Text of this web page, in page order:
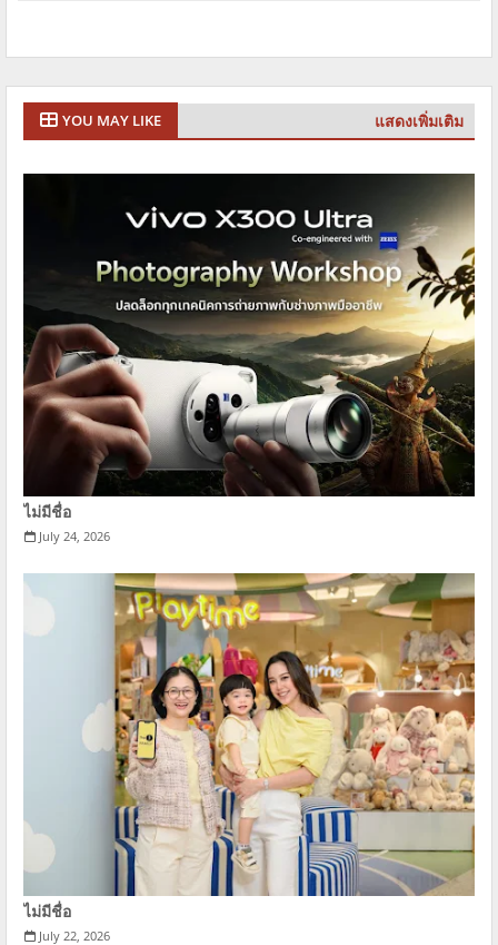
YOU MAY LIKE แสดงเพิ่มเติม
ไม่มีชื่อ
July 24, 2026
ไม่มีชื่อ
July 22, 2026